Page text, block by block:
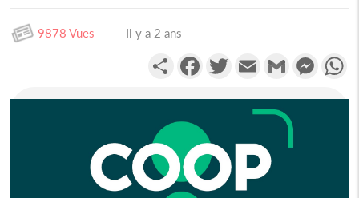
9878 Vues Il y a 2 ans
PartagerFacebookTwitterEmail Gmail